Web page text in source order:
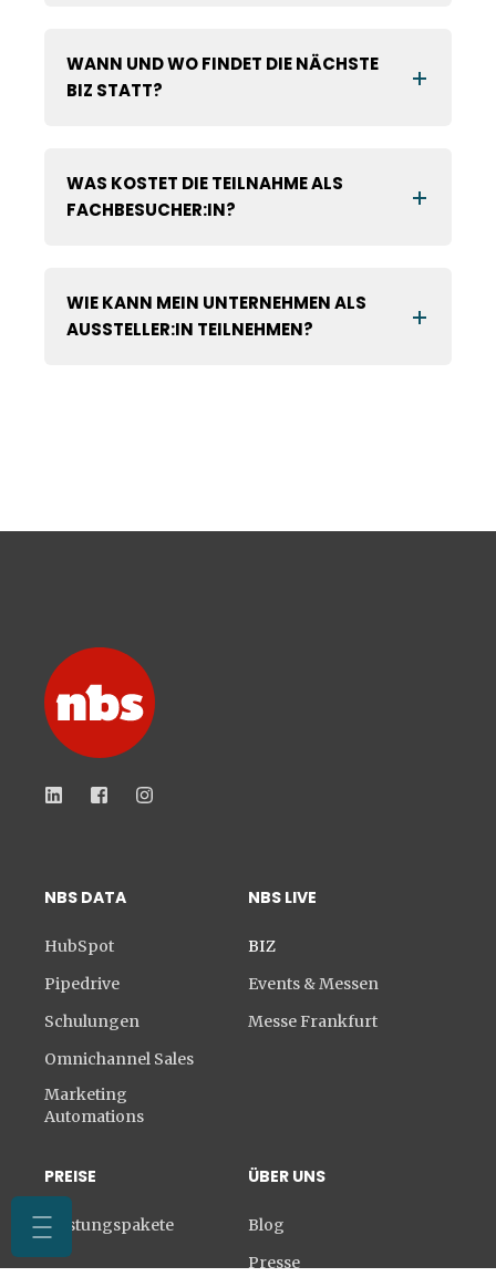
WANN UND WO FINDET DIE NÄCHSTE
BIZ STATT?
WAS KOSTET DIE TEILNAHME ALS
FACHBESUCHER:IN?
WIE KANN MEIN UNTERNEHMEN ALS
AUSSTELLER:IN TEILNEHMEN?
NBS DATA
HubSpot
Pipedrive
Schulungen
Omnichannel Sales
Marketing
Automations
NBS LIVE
BIZ
Events & Messen
Messe Frankfurt
PREISE
Leistungspakete
ÜBER UNS
Blog
Presse